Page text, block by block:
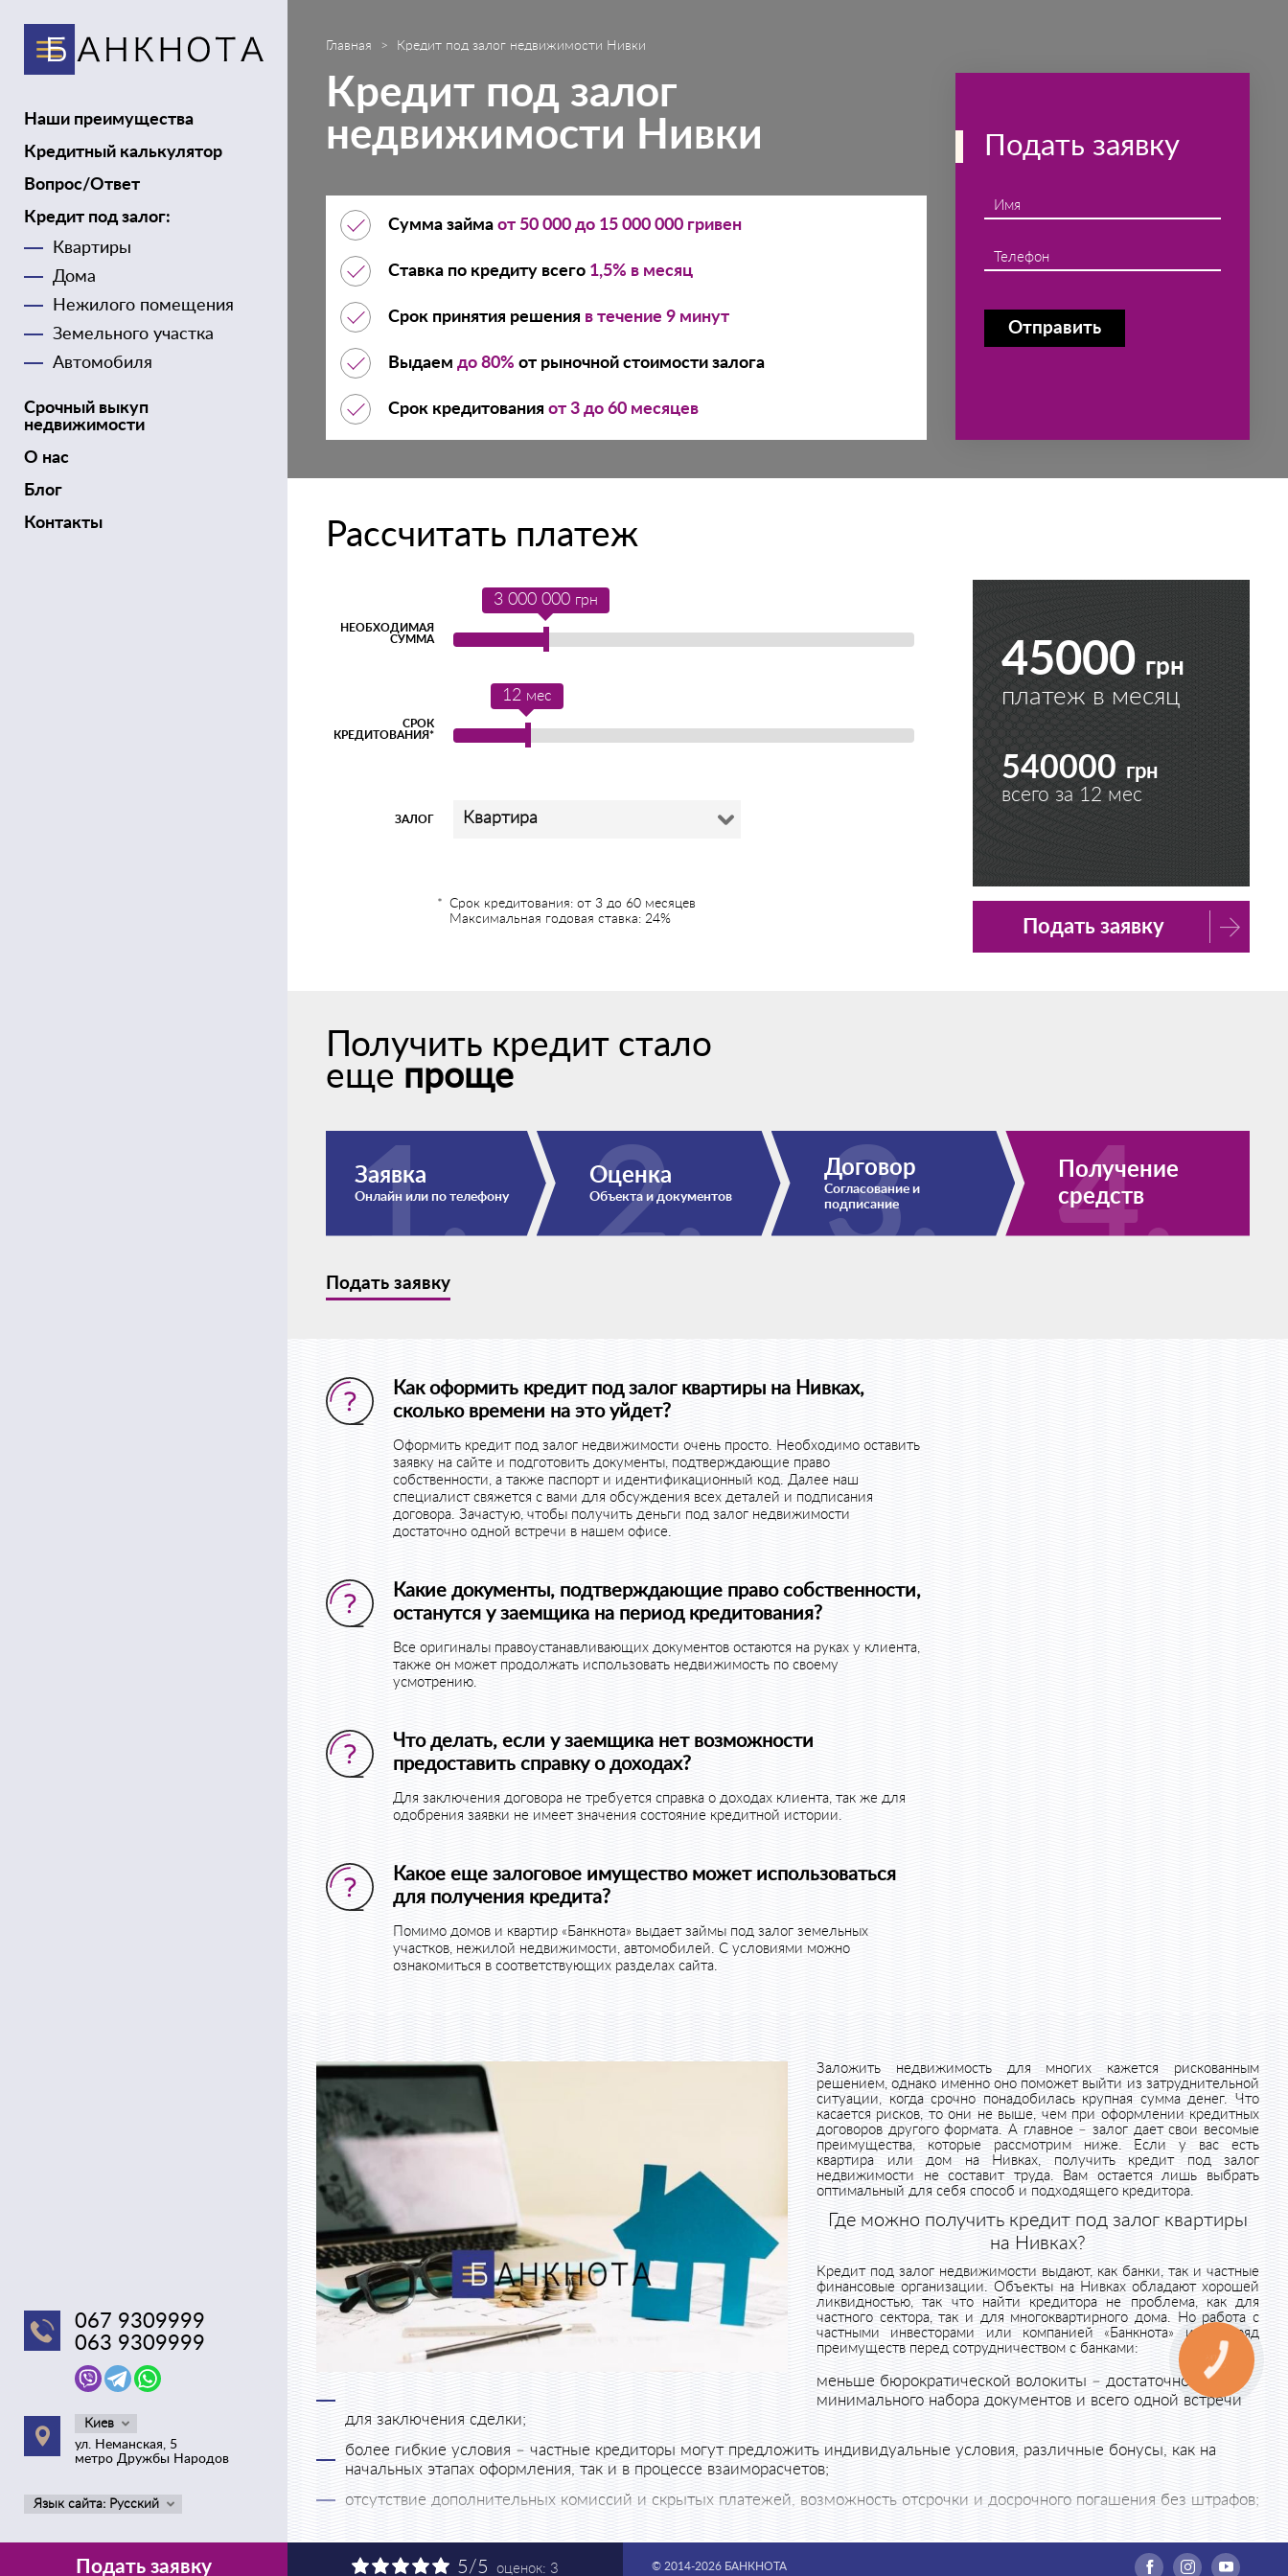
Наши преимущества
Кредитный калькулятор
Вопрос/Ответ
Кредит под залог:
Квартиры
Дома
Нежилого помещения
Земельного участка
Автомобиля
Срочный выкуп
недвижимости
О нас
Блог
Контакты
067 9309999
063 9309999
Киев
ул. Неманская, 5
метро Дружбы Народов
Язык сайта: Русский
Подать заявку
Главная Кредит под залог недвижимости Нивки
Кредит под залог
недвижимости Нивки
Сумма займа от 50 000 до 15 000 000 гривен
Ставка по кредиту всего 1,5% в месяц
Срок принятия решения в течение 9 минут
Выдаем до 80% от рыночной стоимости залога
Срок кредитования от 3 до 60 месяцев
Подать заявку
Имя
Телефон
Отправить
Заложить недвижимость для многих кажется рискованным
решением, однако именно оно поможет выйти из затруднительной
ситуации, когда срочно понадобилась крупная сумма денег. Что
касается рисков, то они не выше, чем при оформлении кредитных
договоров другого формата. А главное – залог дает свои весомые
преимущества, которые рассмотрим ниже. Если у вас есть
квартира или дом на Нивках, получить кредит под залог
недвижимости не составит труда. Вам остается лишь выбрать
оптимальный для себя способ и подходящего кредитора.
Где можно получить кредит под залог квартиры
на Нивках?
Кредит под залог недвижимости выдают, как банки, так и частные
финансовые организации. Объекты на Нивках обладают хорошей
ликвидностью, так что найти кредитора не проблема, как для
частного сектора, так и для многоквартирного дома. Но работа с
частными инвесторами или компанией «Банкнота» имеет ряд
преимуществ перед сотрудничеством с банками:
меньше бюрократической волокиты – достаточно
минимального набора документов и всего одной встречи
для заключения сделки;
более гибкие условия – частные кредиторы могут предложить индивидуальные условия, различные бонусы, как на
начальных этапах оформления, так и в процессе взаиморасчетов;
отсутствие дополнительных комиссий и скрытых платежей, возможность отсрочки и досрочного погашения без штрафов;
ниже процентные ставки, а значит выгоднее стоимость кредита для клиента.
Получить кредит под залог недвижимости на Нивках могут люди с низким кредитным рейтингом, без подтверждения уровня доходов. Для
частного кредитора не имеет значения цель кредитования, а итоговый займ под залог квартиры будет зависеть лишь от ее стоимости. Кстати,
Рассчитать платеж
НЕОБХОДИМАЯ
СУММА
3 000 000 грн
СРОК
КРЕДИТОВАНИЯ*
12 мес
ЗАЛОГ Квартира
Срок кредитования: от 3 до 60 месяцев
Максимальная годовая ставка: 24%
45000 грн
платеж в месяц
540000 грн
всего за 12мес
Подать заявку
Получить кредит стало
еще проще
Заявка
Онлайн или по телефону
Оценка
Объекта и документов
Договор
Согласование и
подписание
Получение
средств
Подать заявку
Как оформить кредит под залог квартиры на Нивках,
сколько времени на это уйдет?
Оформить кредит под залог недвижимости очень просто. Необходимо оставить
заявку на сайте и подготовить документы, подтверждающие право
собственности, а также паспорт и идентификационный код. Далее наш
специалист свяжется с вами для обсуждения всех деталей и подписания
договора. Зачастую, чтобы получить деньги под залог недвижимости
достаточно одной встречи в нашем офисе.
Какие документы, подтверждающие право собственности,
останутся у заемщика на период кредитования?
Все оригиналы правоустанавливающих документов остаются на руках у клиента,
также он может продолжать использовать недвижимость по своему
усмотрению.
Что делать, если у заемщика нет возможности
предоставить справку о доходах?
Для заключения договора не требуется справка о доходах клиента, так же для
одобрения заявки не имеет значения состояние кредитной истории.
Какое еще залоговое имущество может использоваться
для получения кредита?
Помимо домов и квартир «Банкнота» выдает займы под залог земельных
участков, нежилой недвижимости, автомобилей. С условиями можно
ознакомиться в соответствующих разделах сайта.
5/5 оценок: 3 © 2014-2026 БАНКНОТА